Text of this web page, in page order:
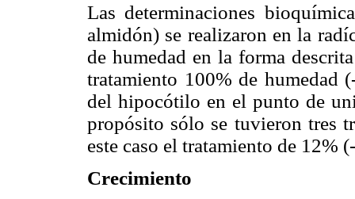
Las determinaciones
almidón) se realizaron en la
de humedad en la forma
tratamiento 100% de humedad
del hipocótilo en el punto de
propósito sólo se tuvieron tres
este caso el tratamiento de 12%
Crecimiento